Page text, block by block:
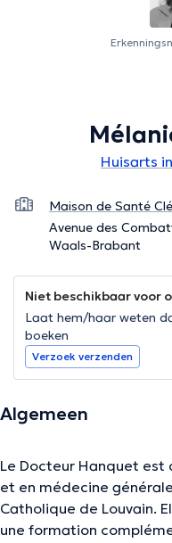
Huisarts
Maison de Santé
Avenue des
Waals-Brabant
Niet beschikbaar voor
Laat hem/haar weten
boeken
Verzoek verzenden
Algemeen
Le Docteur Hanquet
et en médecine
Catholique de Louvain.
une formation